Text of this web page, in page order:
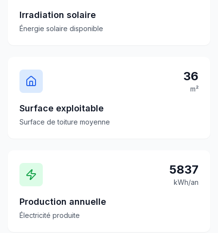
Irradiation solaire
Énergie solaire disponible
36
m²
Surface exploitable
Surface de toiture moyenne
5837
kWh/an
Production annuelle
Électricité produite